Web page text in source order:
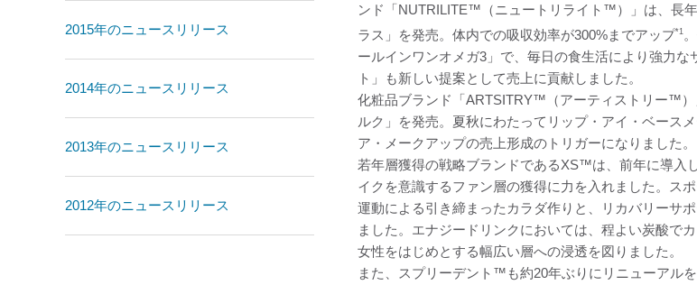
ンド「NUTRILITE™（ニュートリライト™）」は、長
ラス」を発売。体内での吸収効率が300%までアップ*1
ールインワンオメガ3」で、毎日の食生活により強力
ト」も新しい提案として売上に貢献しました。
化粧品ブランド「ARTSITRY™（アーティストリー™）
ルク」を発売。夏秋にわたってリップ・アイ・ベース
ア・メークアップの売上形成のトリガーになりました。
若年層獲得の戦略ブランドであるXS™は、前年に導入
イクを意識するファン層の獲得に力を入れました。ス
運動による引き締まったカラダ作りと、リカバリーサ
ました。エナジードリンクにおいては、程よい炭酸で
女性をはじめとする幅広い層への浸透を図りました。
また、スプリーデント™も約20年ぶりにリニューアル
2015年のニュースリリース
2014年のニュースリリース
2013年のニュースリリース
2012年のニュースリリース